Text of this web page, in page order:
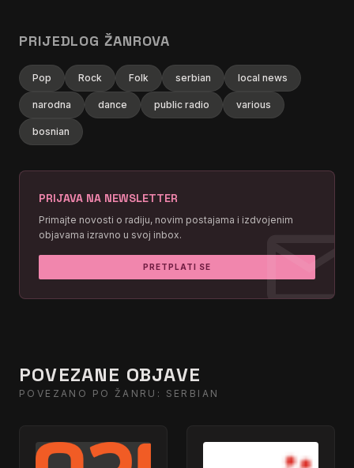
PRIJEDLOG ŽANROVA
Pop Rock Folk serbian local news
narodna dance public radio various
bosnian
PRIJAVA NA NEWSLETTER
Primajte novosti o radiju, novim postajama i izdvojenim
objavama izravno u svoj inbox.
PRETPLATI SE
POVEZANE OBJAVE
POVEZANO PO ŽANRU: SERBIAN